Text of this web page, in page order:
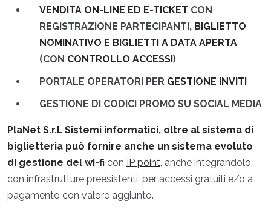
VENDITA ON-LINE ED E-TICKET CON
REGISTRAZIONE PARTECIPANTI, BIGLIETTO
NOMINATIVO E BIGLIETTI A DATA APERTA
(CON CONTROLLO ACCESSI )
PORTALE OPERATORI PER GESTIONE INVITI
GESTIONE DI CODICI PROMO SU SOCIAL MEDIA
PlaNet S.r.l. Sistemi informatici, oltre al sistema di
biglietteria può fornire anche un sistema evoluto
di gestione del wi-fi con IP point, anche integrandolo
con infrastrutture preesistenti, per accessi gratuiti e/o a
pagamento con valore aggiunto.